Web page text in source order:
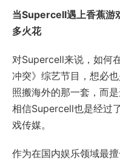
当Supercell遇上香蕉游
多火花
对Supercell来说，如何
冲突》综艺节目，想必
照搬海外的那一套，而
相信Supercell也是经过
戏传媒。
作为在国内娱乐领域最